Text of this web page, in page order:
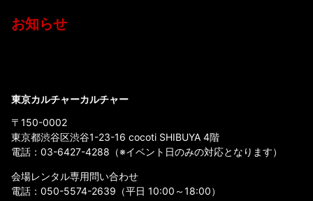
お知らせ
東京カルチャーカルチャー
〒150-0002
東京都渋谷区渋谷1-23-16 cocoti SHIBUYA 4階
電話： 03-6427-4288 （※イベント日のみの対応となります）
会場レンタル専用問い合わせ
電話： 050-5574-2639 （平日 10:00～18:00）